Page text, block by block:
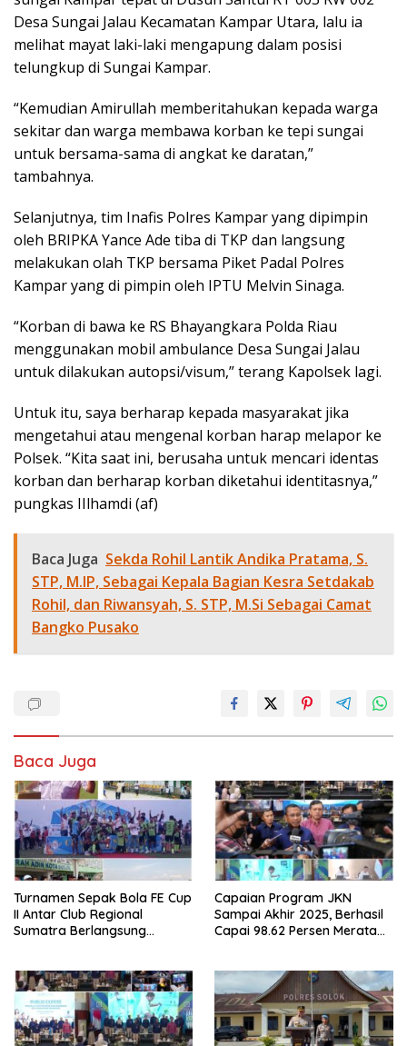
Desa Sungai Jalau Kecamatan Kampar Utara, lalu ia
melihat mayat laki-laki mengapung dalam posisi
telungkup di Sungai Kampar.
“Kemudian Amirullah memberitahukan kepada warga
sekitar dan warga membawa korban ke tepi sungai
untuk bersama-sama di angkat ke daratan,”
tambahnya.
Selanjutnya, tim Inafis Polres Kampar yang dipimpin
oleh BRIPKA Yance Ade tiba di TKP dan langsung
melakukan olah TKP bersama Piket Padal Polres
Kampar yang di pimpin oleh IPTU Melvin Sinaga.
“Korban di bawa ke RS Bhayangkara Polda Riau
menggunakan mobil ambulance Desa Sungai Jalau
untuk dilakukan autopsi/visum,” terang Kapolsek lagi.
Untuk itu, saya berharap kepada masyarakat jika
mengetahui atau mengenal korban harap melapor ke
Polsek. “Kita saat ini, berusaha untuk mencari identas
korban dan berharap korban diketahui identitasnya,”
pungkas IIlhamdi (af)
Baca Juga Sekda Rohil Lantik Andika Pratama, S.
STP, M.IP, Sebagai Kepala Bagian Kesra Setdakab
Rohil, dan Riwansyah, S. STP, M.Si Sebagai Camat
Bangko Pusako
Baca Juga
Turnamen Sepak Bola FE Cup
II Antar Club Regional
Sumatra Berlangsung
Capaian Program JKN
Sampai Akhir 2025, Berhasil
Capai 98.62 Persen Merata